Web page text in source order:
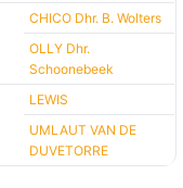
CHICO Dhr. B. Wolters
OLLY Dhr.
Schoonebeek
LEWIS
UMLAUT VAN DE
DUVETORRE